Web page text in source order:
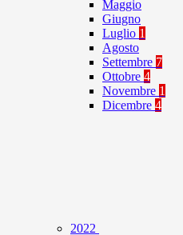
Maggio
Giugno
Luglio 1
Agosto
Settembre 7
Ottobre 4
Novembre 1
Dicembre 4
2022